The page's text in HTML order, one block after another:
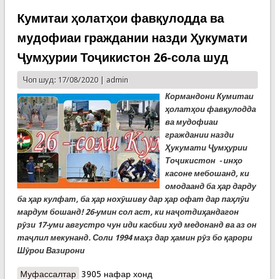
Кумитаи ҳолатҳои фавқулодда ва
мудофиаи граждании назди Ҳукумати
Ҷумҳурии Тоҷикистон 26-сола шуд
Чоп шуд: 17/08/2020 | admin
Кормандони Кумитаи
ҳолатҳои фавқулодда
ва мудофиаи
граждании назди
Ҳукумати Ҷумҳурии
Тоҷикистон - инҳо
касоне мебошанд, ки
омодаанд ба ҳар дарду
ба ҳар кулфат, ба ҳар нохӯшиву дар ҳар офат дар паҳлӯи
мардум бошанд!26-умин сол аст, ки наҷотдиҳандагон
рӯзи 17-уми августро чун иди касбии худ медонанд ва аз он
таҷлил мекунанд. Соли 1994 маҳз дар ҳамин рӯз бо қарори
Шӯрои Вазирони
Муфассалтаро Кумитаи ҳолатҳои фавқулодда ва мудофиаи
3905 нафар хонд